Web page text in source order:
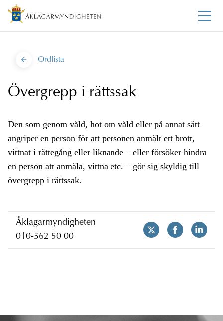
Ordlista
Övergrepp i rättssak
Den som genom våld, hot om våld eller på annat sätt
angriper en person för att personen anmält ett brott,
vittnat i rättegång eller liknande – eller försöker hindra
en person att anmäla, vittna etc. – gör sig skyldig till
övergrepp i rättssak.
Åklagarmyndigheten
010-562 50 00